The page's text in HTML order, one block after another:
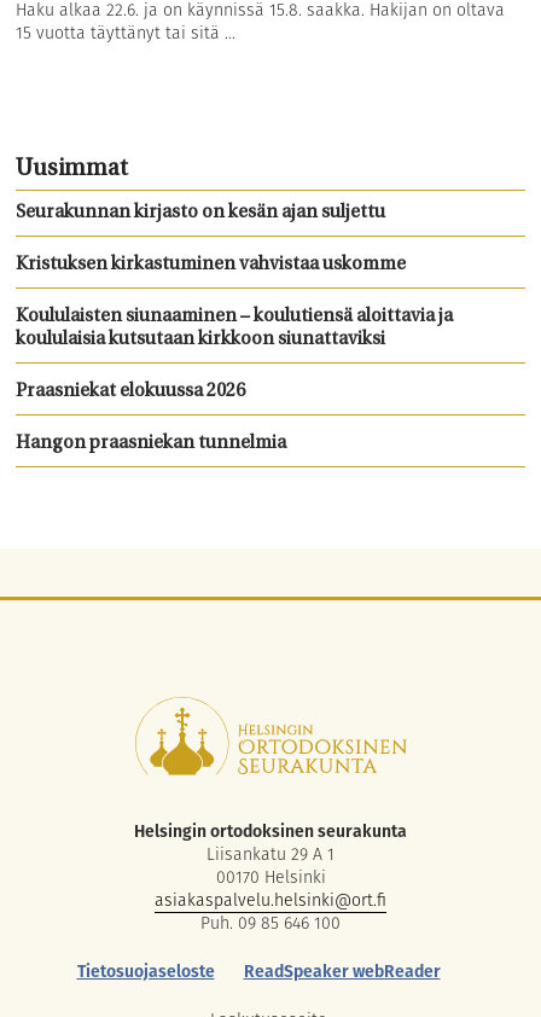
Haku alkaa 22.6. ja on käynnissä 15.8. saakka. Hakijan on oltava
15 vuotta täyttänyt tai sitä ...
Uusimmat
Seurakunnan kirjasto on kesän ajan suljettu
Kristuksen kirkastuminen vahvistaa uskomme
Koululaisten siunaaminen – koulutiensä aloittavia ja
koululaisia kutsutaan kirkkoon siunattaviksi
Praasniekat elokuussa 2026
Hangon praasniekan tunnelmia
Helsingin ortodoksinen seurakunta
Liisankatu 29 A 1
00170 Helsinki
asiakaspalvelu.helsinki@ort.fi
Puh. 09 85 646 100
Tietosuojaseloste
ReadSpeaker webReader